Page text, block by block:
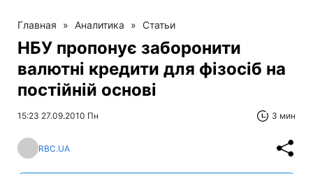
Главная » Аналитика » Статьи
НБУ пропонує заборонити
валютні кредити для фізосіб на
постійній основі
15:23 27.09.2010 Пн 3 мин
RBC.UA